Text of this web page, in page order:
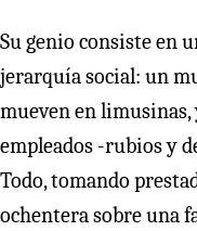
Su genio consiste en
jerarquía social: un
mueven en limusinas,
empleados -rubios y
Todo, tomando
ochentera sobre una